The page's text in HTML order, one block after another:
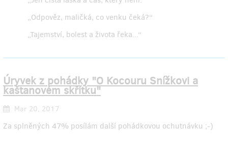
„Odpověz, maličká, co venku čeká?“
„Tajemství, bolest a života řeka...“
Úryvek z pohádky "O Kocouru Snížkovi a
kaštanovém skřítku"
Mar 20, 2017
Za splněných 47% posílám další pohádkovou ochutnávku ;-)